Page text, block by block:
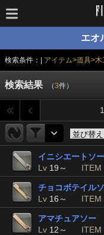
エオ
検索条件：| アイテム>道具>
検索結果 （3件）
イニシエートソー
Lv 19～ ITEM
チョコボテイル
Lv 16～ ITEM
アマチュアソー
Lv 12～ ITEM